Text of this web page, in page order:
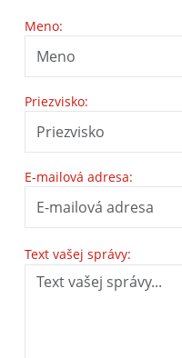
Meno:
Priezvisko:
E-mailová adresa:
Text vašej správy: